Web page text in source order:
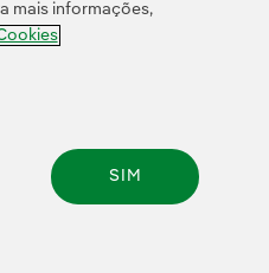
Canal de denúncias
Todos os direitos reservados.
mais informações,
SIM